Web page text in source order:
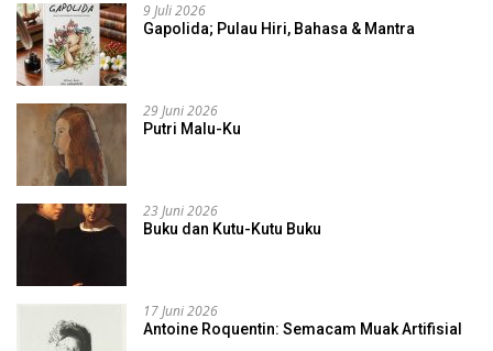
9 Juli 2026
Gapolida; Pulau Hiri, Bahasa & Mantra
29 Juni 2026
Putri Malu-Ku
23 Juni 2026
Buku dan Kutu-Kutu Buku
17 Juni 2026
Antoine Roquentin: Semacam Muak Artifisial